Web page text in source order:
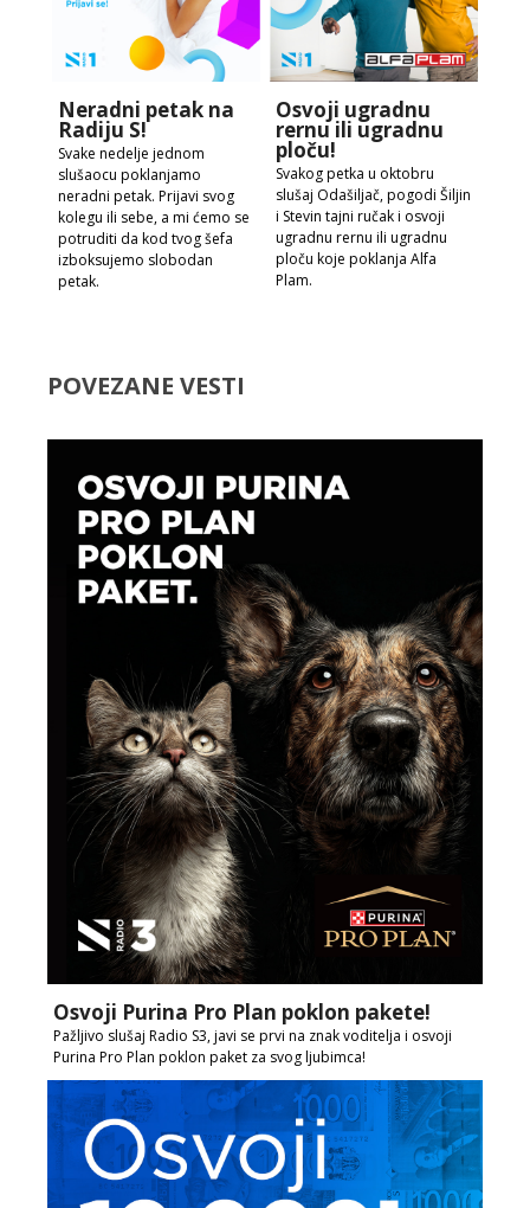
Neradni petak na
Radiju S!
Svake nedelje jednom
slušaocu poklanjamo
neradni petak. Prijavi svog
kolegu ili sebe, a mi ćemo se
potruditi da kod tvog šefa
izboksujemo slobodan
petak.
Osvoji ugradnu
rernu ili ugradnu
ploču!
Svakog petka u oktobru
slušaj Odašiljač, pogodi Šiljin
i Stevin tajni ručak i osvoji
ugradnu rernu ili ugradnu
ploču koje poklanja Alfa
Plam.
POVEZANE VESTI
Osvoji Purina Pro Plan poklon pakete!
Pažljivo slušaj Radio S3, javi se prvi na znak voditelja i osvoji
Purina Pro Plan poklon paket za svog ljubimca!